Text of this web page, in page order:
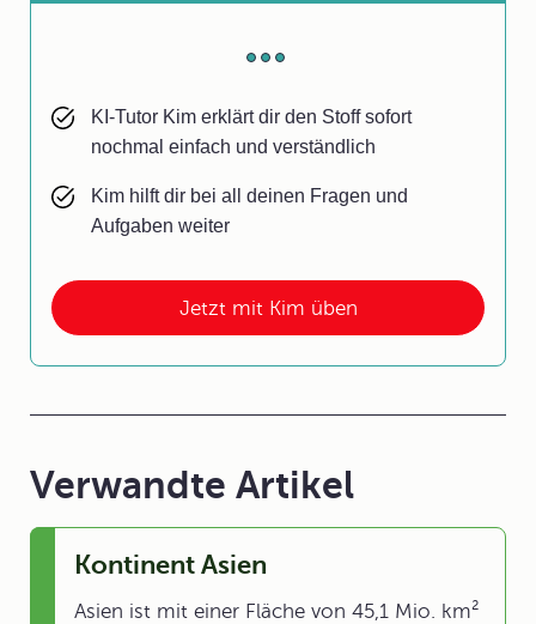
Jetzt mit Kim üben
KI-Tutor Kim erklärt dir den Stoff sofort
nochmal einfach und verständlich
Kim hilft dir bei all deinen Fragen und
Aufgaben weiter
Verwandte Artikel
Kontinent Asien
Asien ist mit einer Fläche von 45,1 Mio. km²